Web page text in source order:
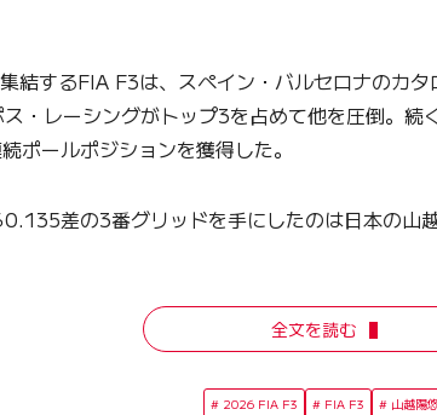
するFIA F3は、スペイン・バルセロナのカ
・レーシングがトップ3を占めて他を圧倒。
ポールポジションを獲得した。
差の3番グリッドを手にしたのは日本の
全文を読む
2026 FIA F3 FIA F3 山越陽悠